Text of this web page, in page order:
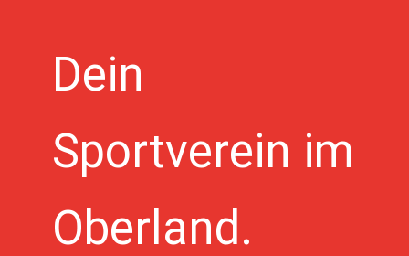
Dein
Sportverein im
Oberland.